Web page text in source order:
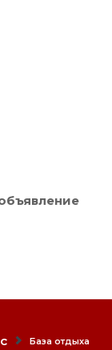
База отдыха